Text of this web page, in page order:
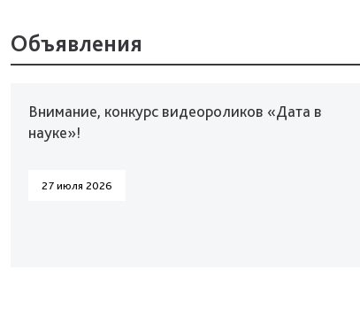
Объявления
Внимание, конкурс видеороликов «Дата в
науке»!
27 июля 2026